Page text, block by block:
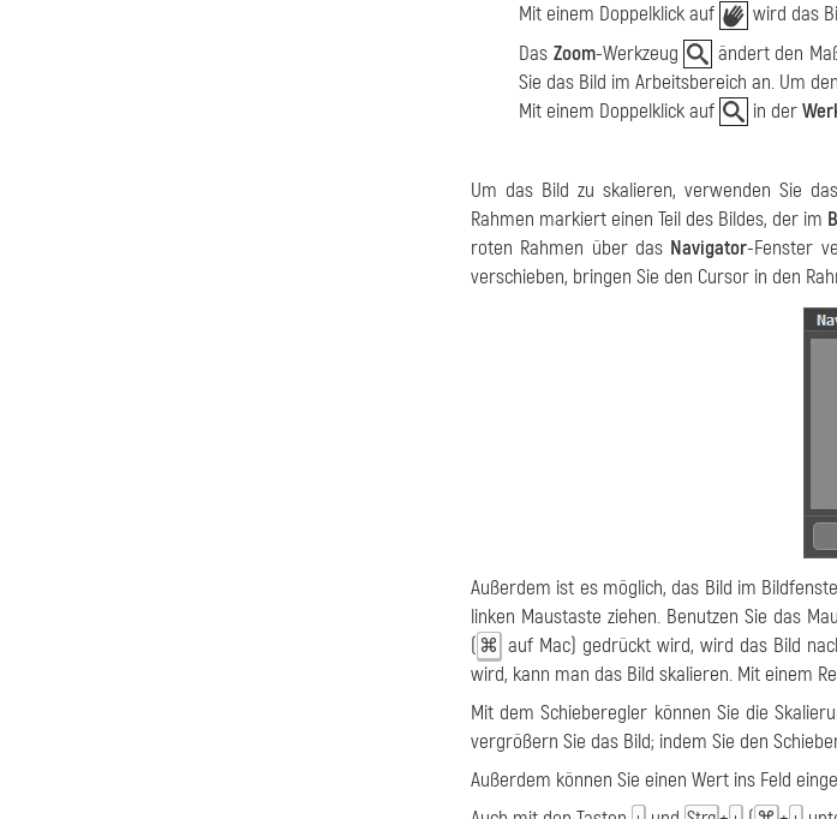
Mit einem Doppelklick auf
wird das
Das Zoom-Werkzeug
ändert den
Sie das Bild im Arbeitsbereich an. Um
Mit einem Doppelklick auf
in der
Um das Bild zu skalieren, verwenden Sie das
Rahmen markiert einen Teil des Bildes, der im
roten Rahmen über das Navigator-Fenster
verschieben, bringen Sie den Cursor in den
Außerdem ist es möglich, das Bild im
linken Maustaste ziehen. Benutzen Sie das
( ⌘ auf Mac) gedrückt wird, wird das Bild
wird, kann man das Bild skalieren. Mit einem
Mit dem Schieberegler können Sie die
vergrößern Sie das Bild; indem Sie den
Außerdem können Sie einen Wert ins Feld